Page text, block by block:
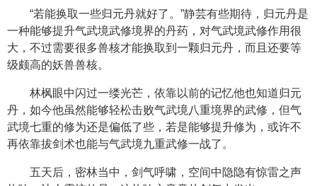
“若能换取一些归元丹就好了。”静芸有些期待，归元丹是
一种能够提升气武境武修境界的丹药，对气武境武修作用很
大，不过需要很多兽核才能换取到一颗归元丹，而且还要等
级颇高的妖兽兽核。
林枫眼中闪过一缕光芒，依靠以前的记忆他也知道归元
丹，如今他虽然能够轻松击败气武境八重境界的武修，但气
武境七重的修为还是偏低了些，若是能够提升修为，或许不
再依靠拔剑术也能与气武境九重武修一战了。
五天后，密林当中，剑气呼啸，空间中隐隐有惊雷之声